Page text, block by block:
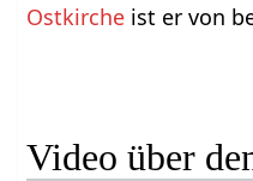
Ostkirche ist er von
Video über